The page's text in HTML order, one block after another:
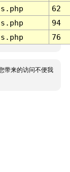
62
94
76
带来的访问不便我